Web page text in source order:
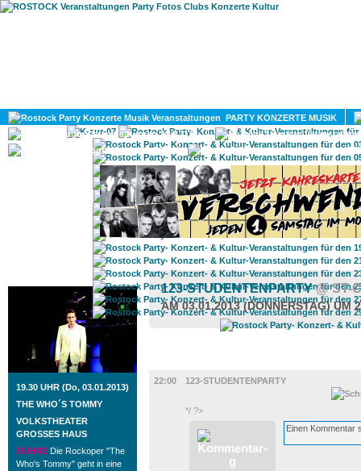
PARTY KONZERTE MUSIK
KULTUR
GAY
ROSTOCK TAGESTIPP
19.30 UHR (Do, 03.01.2013)
THE WHO´S TOMMY
VOLKSTHEATER
GROSSES HAUS
BÜHNE Die Rockoper "The
Who's Tommy" geht in eine
123-STUDENTENPARTY@ ST-
AM 03.01.2013 (DONNERSTAG) UM
22:00
123-STUDENTENPARTY
*/ ?>